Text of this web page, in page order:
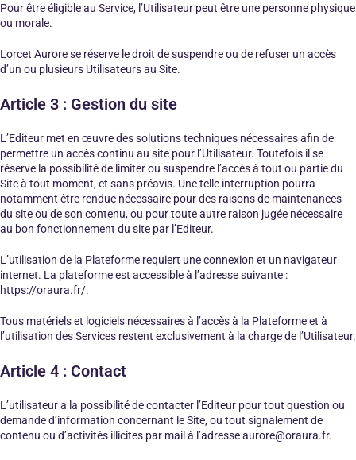
Pour être éligible au Service, l’Utilisateur peut être une personne physique
ou morale.
Lorcet Aurore se réserve le droit de suspendre ou de refuser un accès
d’un ou plusieurs Utilisateurs au Site.
Article 3 : Gestion du site
L’Editeur met en œuvre des solutions techniques nécessaires afin de
permettre un accès continu au site pour l’Utilisateur. Toutefois il se
réserve la possibilité de limiter ou suspendre l’accès à tout ou partie du
Site à tout moment, et sans préavis. Une telle interruption pourra
notamment être rendue nécessaire pour des raisons de maintenances
du site ou de son contenu, ou pour toute autre raison jugée nécessaire
au bon fonctionnement du site par l’Editeur.
L’utilisation de la Plateforme requiert une connexion et un navigateur
internet. La plateforme est accessible à l’adresse suivante :
https://oraura.fr/.
Tous matériels et logiciels nécessaires à l’accès à la Plateforme et à
l’utilisation des Services restent exclusivement à la charge de l’Utilisateur.
Article 4 : Contact
L’utilisateur a la possibilité de contacter l’Editeur pour tout question ou
demande d’information concernant le Site, ou tout signalement de
contenu ou d’activités illicites par mail à l’adresse aurore@oraura.fr.